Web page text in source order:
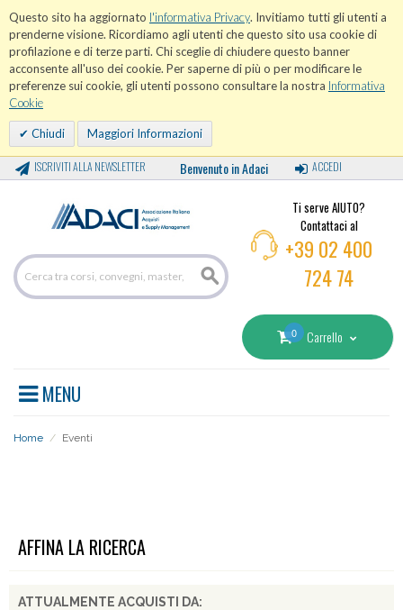
Questo sito ha aggiornato l'informativa Privacy. Invitiamo tutti gli utenti a
prenderne visione. Ricordiamo agli utenti che questo sito usa cookie di
profilazione e di terze parti. Chi sceglie di chiudere questo banner
acconsente all'uso dei cookie. Per saperne di più o per modificare le
preferenze sui cookie, gli utenti possono consultare la nostra Informativa
Cookie
Chiudi Maggiori Informazioni
ISCRIVITI ALLA NEWSLETTER Benvenuto in Adaci ACCEDI
Ti serve AIUTO?
Contattaci al
+39 02 400
724 74
0 Carrello
MENU
Home / Eventi
AFFINA LA RICERCA
ATTUALMENTE ACQUISTI DA: